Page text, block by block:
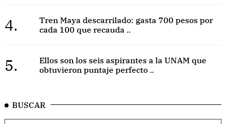
4.
Tren Maya descarrilado: gasta 700 pesos por
cada 100 que recauda ..
5.
Ellos son los seis aspirantes a la UNAM que
obtuvieron puntaje perfecto ..
BUSCAR